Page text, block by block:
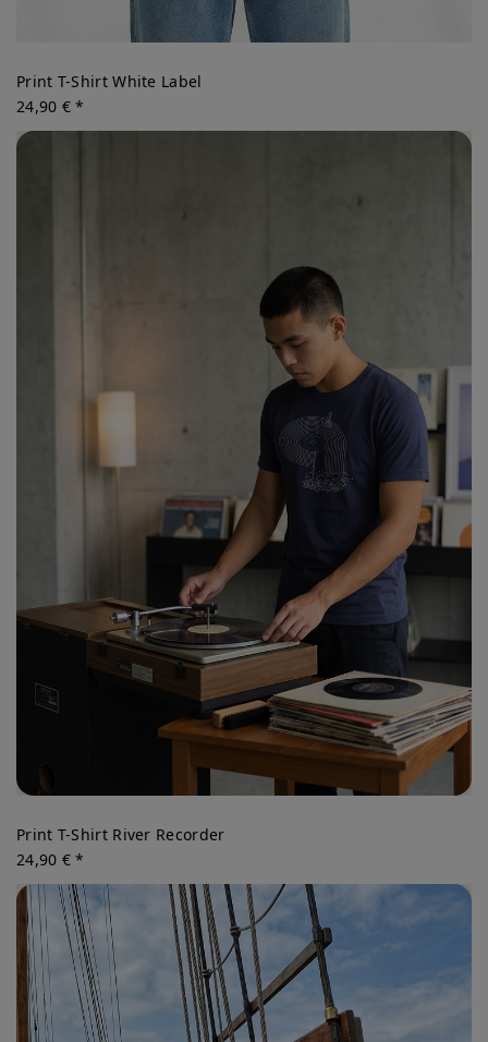
Print T-Shirt White Label
24,90 € *
Print T-Shirt River Recorder
24,90 € *